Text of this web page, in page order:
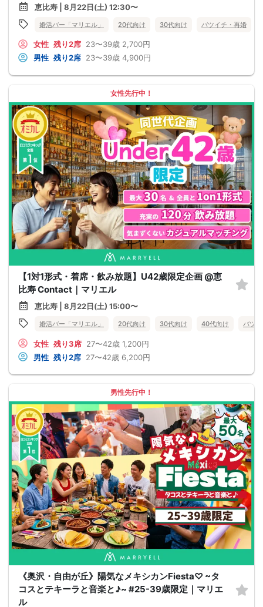
恵比寿 | 8月22日(土) 12:30〜
婚活バー「マリエル」 20代向け 30代向け バツイチ・再婚
女性 残り2席 23〜39歳 2,700円
男性 残り2席 23〜39歳 4,900円
女性先行中！
【1対1形式・着席・飲み放題】U42歳限定企画 @恵
比寿 Contact｜マリエル
恵比寿 | 8月22日(土) 15:00〜
婚活バー「マリエル」 20代向け 30代向け 40代向け バツ
女性 残り3席 27〜42歳 1,200円
男性 残り2席 27〜42歳 6,200円
男性先行中！
《奥沢・自由が丘》陽気なメキシカンFiesta♡ ~タ
コスとテキーラと音楽と♪~ #25-39歳限定｜マリエ
ル